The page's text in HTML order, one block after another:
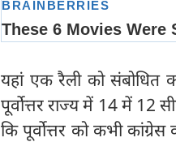
यहां एक रैली को संबोधित
पूर्वोत्तर राज्य में 14 में 12
कि पूर्वोत्तर को कभी